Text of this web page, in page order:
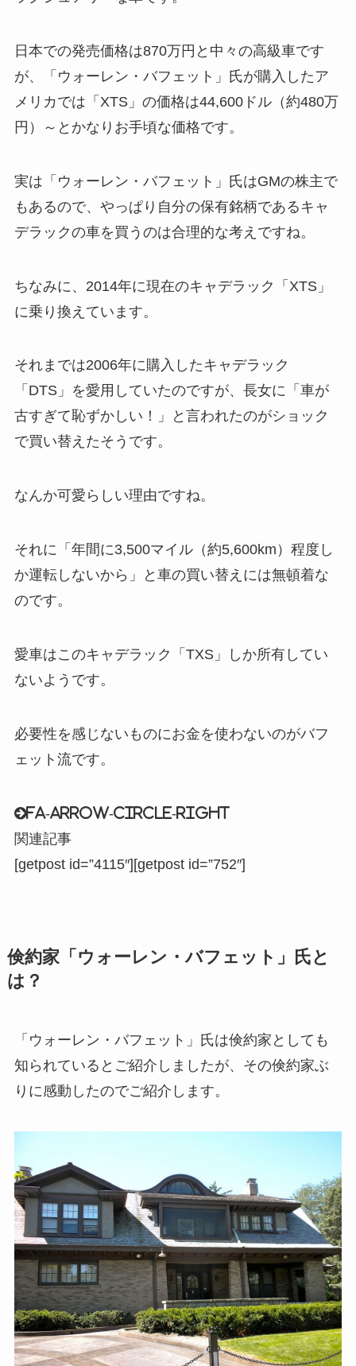
日本での発売価格は870万円と中々の高級車です
が、「ウォーレン・バフェット」氏が購入したア
メリカでは「XTS」の価格は44,600ドル（約480万
円）～とかなりお手頃な価格です。
実は「ウォーレン・バフェット」氏はGMの株主で
もあるので、 やっぱり自分の保有銘柄であるキャ
デラックの車を買うのは合理的な考えですね。
ちなみに、2014年に現在のキャデラック「XTS」
に乗り換えています。
それまでは2006年に購入したキャデラック
「DTS」を愛用していたのですが、長女に「車が
古すぎて恥ずかしい！」と言われたのがショック
で買い替えたそうです。
なんか可愛らしい理由ですね。
それに「年間に3,500マイル（約5,600km）程度し
か運転しないから」と車の買い替えには無頓着な
のです。
愛車はこのキャデラック「TXS」しか所有してい
ないようです。
必要性を感じないものにお金を使わないのがバフ
ェット流です。
fa-arrow-circle-right
関連記事
[getpost id=”4115″][getpost id=”752″]
倹約家「ウォーレン・バフェット」氏と
は？
「ウォーレン・バフェット」氏は倹約家としても
知られているとご紹介しましたが、その倹約家ぶ
りに感動したのでご紹介します。